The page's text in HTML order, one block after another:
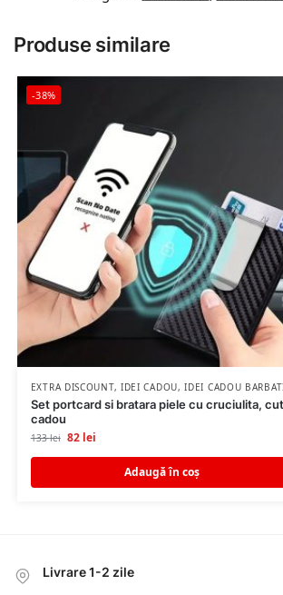
Produse similare
-38%
EXTRA DISCOUNT, IDEI CADOU,IDEI CADOU
Set portcard si bratara piele cu cruciulita,
cadou
133lei 82 lei
Adaugă în coș
Livrare 1-2 zile